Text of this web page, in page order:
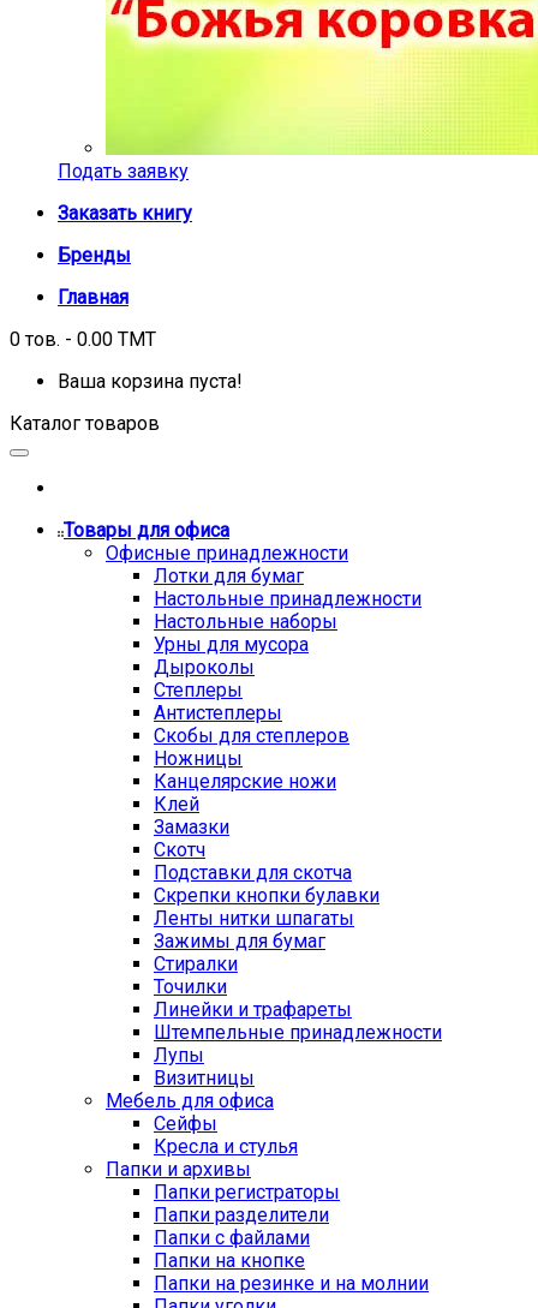
Подать заявку
Заказать книгу
Бренды
Главная
0 тов. - 0.00 TMT
Ваша корзина пуста!
Каталог товаров
Товары для офиса
Офисные принадлежности
Лотки для бумаг
Настольные принадлежности
Настольные наборы
Урны для мусора
Дыроколы
Степлеры
Антистеплеры
Скобы для степлеров
Ножницы
Канцелярские ножи
Клей
Замазки
Скотч
Подставки для скотча
Скрепки кнопки булавки
Ленты нитки шпагаты
Зажимы для бумаг
Стиралки
Точилки
Линейки и трафареты
Штемпельные принадлежности
Лупы
Визитницы
Мебель для офиса
Сейфы
Кресла и стулья
Папки и архивы
Папки регистраторы
Папки разделители
Папки с файлами
Папки на кнопке
Папки на резинке и на молнии